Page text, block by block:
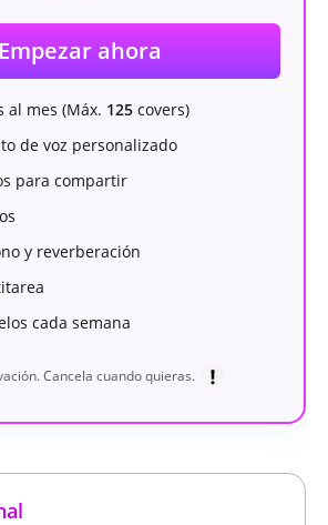
ahora
al mes (Máx. 125 covers)
de voz personalizado
para compartir
y reverberación
cada semana
Cancela cuando quieras.